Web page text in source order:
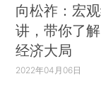
向松祚：宏
讲，带你了
经济大局
2022年04月06日